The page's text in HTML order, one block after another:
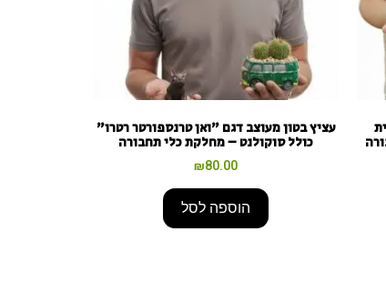
עציץ בטון מעוצב דגם "ואן טרנספורטר רטרו"
כולל סוקולנט – מחלקת כלי תחבורה
₪80.00
הוספה לסל